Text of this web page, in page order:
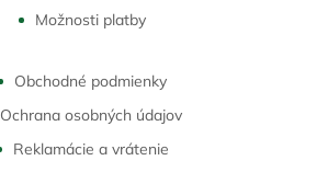
Možnosti platby
Obchodné podmienky
Ochrana osobných údajov
Reklamácie a vrátenie